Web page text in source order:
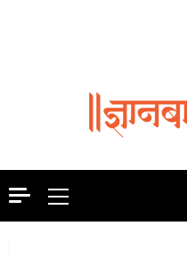
Primary
Menu